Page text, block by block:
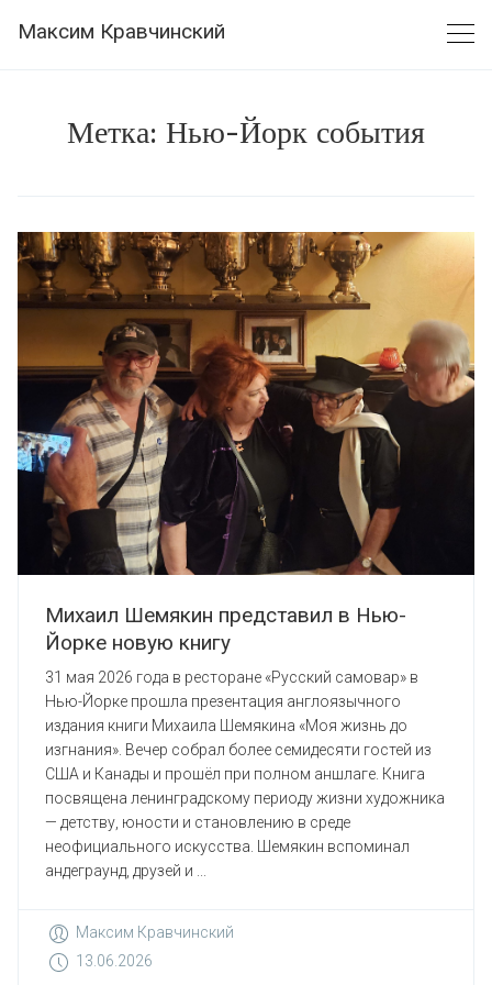
Максим Кравчинский
Метка: Нью-Йорк события
Михаил Шемякин представил в Нью-
Йорке новую книгу
31 мая 2026 года в ресторане «Русский самовар» в
Нью-Йорке прошла презентация англоязычного
издания книги Михаила Шемякина «Моя жизнь до
изгнания». Вечер собрал более семидесяти гостей из
США и Канады и прошёл при полном аншлаге. Книга
посвящена ленинградскому периоду жизни художника
— детству, юности и становлению в среде
неофициального искусства. Шемякин вспоминал
андеграунд, друзей и ...
Максим Кравчинский
13.06.2026